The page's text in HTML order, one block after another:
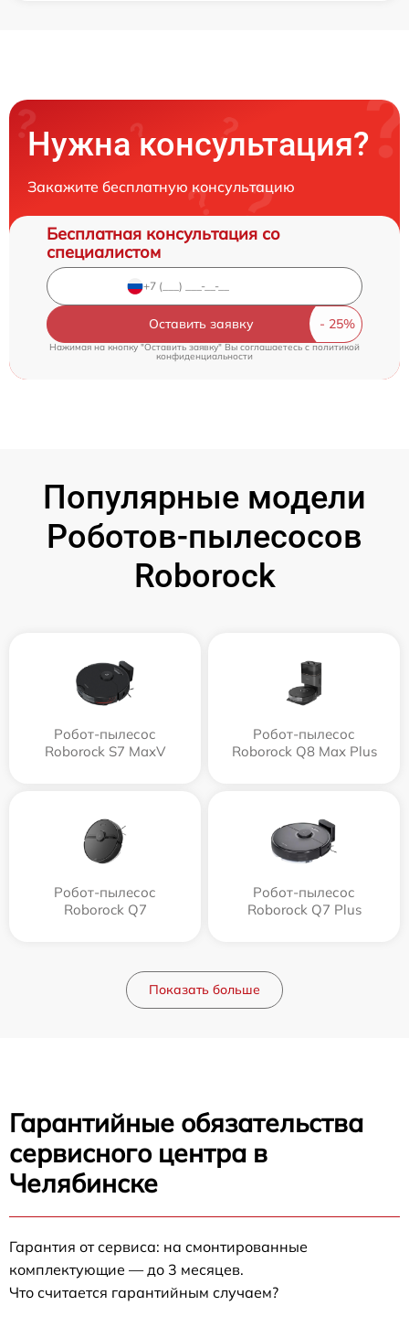
Нужна консультация?
Закажите бесплатную консультацию
Бесплатная консультация со
специалистом
Оставить заявку
Нажимая на кнопку "Оставить заявку" Вы соглашаетесь cполитикой
конфиденциальности
Популярные модели
Роботов-пылесосов
Roborock
Робот-пылесос
Roborock S7 MaxV
Робот-пылесос
Roborock Q8 Max Plus
Робот-пылесос
Roborock Q7
Робот-пылесос
Roborock Q7 Plus
Показать больше
Гарантийные обязательства
сервисного центра в
Челябинске
Гарантия от сервиса: на смонтированные
комплектующие — до 3 месяцев.
Что считается гарантийным случаем?